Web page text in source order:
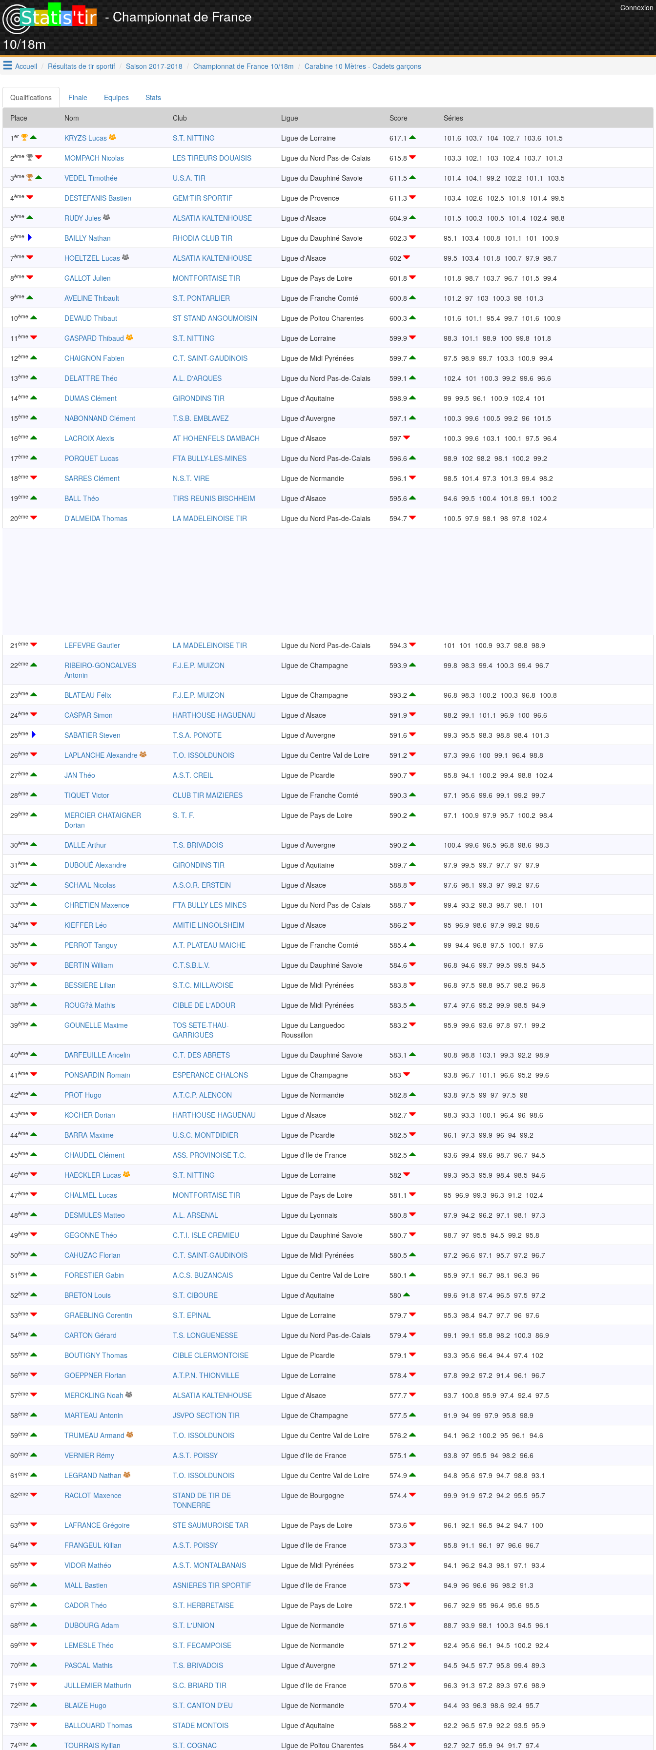
Connexion
- Championnat de France
10/18m
Accueil Résultats de tir sportif Saison 2017-2018 Championnat de France 10/18m Carabine 10 Mètres - Cadets garçons
Qualifications Finale Equipes Stats
Place Nom Club Ligue Score Séries
1 er KRYZS Lucas S.T. NITTING Ligue de Lorraine 617.1 101.6 103.7 104 102.7 103.6 101.5
2ème MOMPACH Nicolas LES TIREURS DOUAISIS Ligue du Nord Pas-de-Calais 615.8 103.3 102.1 103 102.4 103.7 101.3
3ème VEDEL Timothée U.S.A. TIR Ligue du Dauphiné Savoie 611.5 101.4 104.1 99.2 102.2 101.1 103.5
4ème DESTEFANIS Bastien GEM'TIR SPORTIF Ligue de Provence 611.3 103.4 102.6 102.5 101.9 101.4 99.5
5ème RUDY Jules ALSATIA KALTENHOUSE Ligue d'Alsace 604.9 101.5 100.3 100.5 101.4 102.4 98.8
6ème BAILLY Nathan RHODIA CLUB TIR Ligue du Dauphiné Savoie 602.3 95.1 103.4 100.8 101.1 101 100.9
7ème HOELTZEL Lucas ALSATIA KALTENHOUSE Ligue d'Alsace 602 99.5 103.4 101.8 100.7 97.9 98.7
8ème GALLOT Julien MONTFORTAISE TIR Ligue de Pays de Loire 601.8 101.8 98.7 103.7 96.7 101.5 99.4
9ème AVELINE Thibault S.T. PONTARLIER Ligue de Franche Comté 600.8 101.2 97 103 100.3 98 101.3
10ème DEVAUD Thibaut ST STAND ANGOUMOISIN Ligue de Poitou Charentes 600.3 101.6 101.1 95.4 99.7 101.6 100.9
11 ème GASPARD Thibaud S.T. NITTING Ligue de Lorraine 599.9 98.3 101.1 98.9 100 99.8 101.8
12ème CHAIGNON Fabien C.T. SAINT-GAUDINOIS Ligue de Midi Pyrénées 599.7 97.5 98.9 99.7 103.3 100.9 99.4
13ème DELATTRE Théo A.L. D'ARQUES Ligue du Nord Pas-de-Calais 599.1 102.4 101 100.3 99.2 99.6 96.6
14ème DUMAS Clément GIRONDINS TIR Ligue d'Aquitaine 598.9 99 99.5 96.1 100.9 102.4 101
15ème NABONNAND Clément T.S.B. EMBLAVEZ Ligue d'Auvergne 597.1 100.3 99.6 100.5 99.2 96 101.5
16ème LACROIX Alexis AT HOHENFELS DAMBACH Ligue d'Alsace 597 100.3 99.6 103.1 100.1 97.5 96.4
17ème PORQUET Lucas FTA BULLY-LES-MINES Ligue du Nord Pas-de-Calais 596.6 98.9 102 98.2 98.1 100.2 99.2
18ème SARRES Clément N.S.T. VIRE Ligue de Normandie 596.1 98.5 101.4 97.3 101.3 99.4 98.2
19ème BALL Théo TIRS REUNIS BISCHHEIM Ligue d'Alsace 595.6 94.6 99.5 100.4 101.8 99.1 100.2
20ème D'ALMEIDA Thomas LA MADELEINOISE TIR Ligue du Nord Pas-de-Calais 594.7 100.5 97.9 98.1 98 97.8 102.4
21 ème LEFEVRE Gautier LA MADELEINOISE TIR Ligue du Nord Pas-de-Calais 594.3 101 101 100.9 93.7 98.8 98.9
22ème
RIBEIRO-GONCALVES
Antonin
F.J.E.P. MUIZON Ligue de Champagne 593.9 99.8 98.3 99.4 100.3 99.4 96.7
23ème BLATEAU Félix F.J.E.P. MUIZON Ligue de Champagne 593.2 96.8 98.3 100.2 100.3 96.8 100.8
24ème CASPAR Simon HARTHOUSE-HAGUENAU Ligue d'Alsace 591.9 98.2 99.1 101.1 96.9 100 96.6
25ème SABATIER Steven T.S.A. PONOTE Ligue d'Auvergne 591.6 99.3 95.5 98.3 98.8 98.4 101.3
26ème LAPLANCHE Alexandre T.O. ISSOLDUNOIS Ligue du Centre Val de Loire 591.2 97.3 99.6 100 99.1 96.4 98.8
27ème JAN Théo A.S.T. CREIL Ligue de Picardie 590.7 95.8 94.1 100.2 99.4 98.8 102.4
28ème TIQUET Victor CLUB TIR MAIZIERES Ligue de Franche Comté 590.3 97.1 95.6 99.6 99.1 99.2 99.7
29ème
MERCIER CHATAIGNER
Dorian
S. T. F. Ligue de Pays de Loire 590.2 97.1 100.9 97.9 95.7 100.2 98.4
30ème DALLE Arthur T.S. BRIVADOIS Ligue d'Auvergne 590.2 100.4 99.6 96.5 96.8 98.6 98.3
31 ème DUBOUÉ Alexandre GIRONDINS TIR Ligue d'Aquitaine 589.7 97.9 99.5 99.7 97.7 97 97.9
32ème SCHAAL Nicolas A.S.O.R. ERSTEIN Ligue d'Alsace 588.8 97.6 98.1 99.3 97 99.2 97.6
33ème CHRETIEN Maxence FTA BULLY-LES-MINES Ligue du Nord Pas-de-Calais 588.7 99.4 93.2 98.3 98.7 98.1 101
34ème KIEFFER Léo AMITIE LINGOLSHEIM Ligue d'Alsace 586.2 95 96.9 98.6 97.9 99.2 98.6
35ème PERROT Tanguy A.T. PLATEAU MAICHE Ligue de Franche Comté 585.4 99 94.4 96.8 97.5 100.1 97.6
36ème BERTIN William C.T.S.B.L.V. Ligue du Dauphiné Savoie 584.6 96.8 94.6 99.7 99.5 99.5 94.5
37ème BESSIERE Lilian S.T.C. MILLAVOISE Ligue de Midi Pyrénées 583.8 96.8 97.5 98.8 95.7 98.2 96.8
38ème ROUG?â Mathis CIBLE DE L'ADOUR Ligue de Midi Pyrénées 583.5 97.4 97.6 95.2 99.9 98.5 94.9
39ème GOUNELLE Maxime
TOS SETE-THAU-
GARRIGUES
Ligue du Languedoc
Roussillon
583.2 95.9 99.6 93.6 97.8 97.1 99.2
40ème DARFEUILLE Ancelin C.T. DES ABRETS Ligue du Dauphiné Savoie 583.1 90.8 98.8 103.1 99.3 92.2 98.9
41 ème PONSARDIN Romain ESPERANCE CHALONS Ligue de Champagne 583 93.8 96.7 101.1 96.6 95.2 99.6
42ème PROT Hugo A.T.C.P. ALENCON Ligue de Normandie 582.8 93.8 97.5 99 97 97.5 98
43ème KOCHER Dorian HARTHOUSE-HAGUENAU Ligue d'Alsace 582.7 98.3 93.3 100.1 96.4 96 98.6
44ème BARRA Maxime U.S.C. MONTDIDIER Ligue de Picardie 582.5 96.1 97.3 99.9 96 94 99.2
45ème CHAUDEL Clément ASS. PROVINOISE T.C. Ligue d'Ile de France 582.5 93.6 99.4 99.6 98.7 96.7 94.5
46ème HAECKLER Lucas S.T. NITTING Ligue de Lorraine 582 99.3 95.3 95.9 98.4 98.5 94.6
47ème CHALMEL Lucas MONTFORTAISE TIR Ligue de Pays de Loire 581.1 95 96.9 99.3 96.3 91.2 102.4
48ème DESMULES Matteo A.L. ARSENAL Ligue du Lyonnais 580.8 97.9 94.2 96.2 97.1 98.1 97.3
49ème GEGONNE Théo C.T.I. ISLE CREMIEU Ligue du Dauphiné Savoie 580.7 98.7 97 95.5 94.5 99.2 95.8
50ème CAHUZAC Florian C.T. SAINT-GAUDINOIS Ligue de Midi Pyrénées 580.5 97.2 96.6 97.1 95.7 97.2 96.7
51 ème FORESTIER Gabin A.C.S. BUZANCAIS Ligue du Centre Val de Loire 580.1 95.9 97.1 96.7 98.1 96.3 96
52ème BRETON Louis S.T. CIBOURE Ligue d'Aquitaine 580 99.6 91.8 97.4 96.5 97.5 97.2
53ème GRAEBLING Corentin S.T. EPINAL Ligue de Lorraine 579.7 95.3 98.4 94.7 97.7 96 97.6
54ème CARTON Gérard T.S. LONGUENESSE Ligue du Nord Pas-de-Calais 579.4 99.1 99.1 95.8 98.2 100.3 86.9
55ème BOUTIGNY Thomas CIBLE CLERMONTOISE Ligue de Picardie 579.1 93.3 95.6 96.4 94.4 97.4 102
56ème GOEPPNER Florian A.T.P.N. THIONVILLE Ligue de Lorraine 578.4 97.8 99.2 97.2 91.4 96.1 96.7
57ème MERCKLING Noah ALSATIA KALTENHOUSE Ligue d'Alsace 577.7 93.7 100.8 95.9 97.4 92.4 97.5
58ème MARTEAU Antonin JSVPO SECTION TIR Ligue de Champagne 577.5 91.9 94 99 97.9 95.8 98.9
59ème TRUMEAU Armand T.O. ISSOLDUNOIS Ligue du Centre Val de Loire 576.2 94.1 96.2 100.2 95 96.1 94.6
60ème VERNIER Rémy A.S.T. POISSY Ligue d'Ile de France 575.1 93.8 97 95.5 94 98.2 96.6
61 ème LEGRAND Nathan T.O. ISSOLDUNOIS Ligue du Centre Val de Loire 574.9 94.8 95.6 97.9 94.7 98.8 93.1
62ème RACLOT Maxence
STAND DE TIR DE
TONNERRE
Ligue de Bourgogne 574.4 99.9 91.9 97.2 94.2 95.5 95.7
63ème LAFRANCE Grégoire STE SAUMUROISE TAR Ligue de Pays de Loire 573.6 96.1 92.1 96.5 94.2 94.7 100
64ème FRANGEUL Killian A.S.T. POISSY Ligue d'Ile de France 573.3 95.8 91.1 96.1 97 96.6 96.7
65ème VIDOR Mathéo A.S.T. MONTALBANAIS Ligue de Midi Pyrénées 573.2 94.1 96.2 94.3 98.1 97.1 93.4
66ème MALL Bastien ASNIERES TIR SPORTIF Ligue d'Ile de France 573 94.9 96 96.6 96 98.2 91.3
67ème CADOR Théo S.T. HERBRETAISE Ligue de Pays de Loire 572.1 96.7 92.9 95 96.4 95.6 95.5
68ème DUBOURG Adam S.T. L'UNION Ligue de Normandie 571.6 88.7 93.9 98.1 100.3 94.5 96.1
69ème LEMESLE Théo S.T. FECAMPOISE Ligue de Normandie 571.2 92.4 95.6 96.1 94.5 100.2 92.4
70ème PASCAL Mathis T.S. BRIVADOIS Ligue d'Auvergne 571.2 94.5 94.5 97.7 95.8 99.4 89.3
71 ème JULLEMIER Mathurin S.C. BRIARD TIR Ligue d'Ile de France 570.6 96.3 91.3 97.2 89.3 97.6 98.9
72ème BLAIZE Hugo S.T. CANTON D'EU Ligue de Normandie 570.4 94.4 93 96.3 98.6 92.4 95.7
73ème BALLOUARD Thomas STADE MONTOIS Ligue d'Aquitaine 568.2 92.2 96.5 97.9 92.2 93.5 95.9
74ème TOURRAIS Kyllian S.T. COGNAC Ligue de Poitou Charentes 564.4 92.7 92.7 95.9 94 91.7 97.4